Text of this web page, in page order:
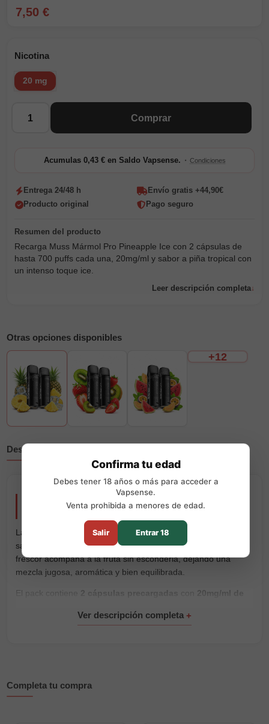
7,50 €
Nicotina
20 mg
Comprar
Acumulas 0,43 € en Saldo Vapsense. · Condiciones
Entrega 24/48 h
Envío gratis +44,90€
Producto original
Pago seguro
Recarga Muss Mármol Pro Pineapple Ice con 2 cápsulas de
hasta 700 puffs cada una, 20mg/ml y sabor a piña tropical con
un intenso toque ice.
Leer descripción completa
Otras opciones disponibles
+12
Descripción
Recarga Muss Mármol Pro Pineapple Ice 2 x 700
La Recarga Muss Mármol Pro Pineapple Ice
sabor dulce y tropical de la piña con un toque ice intenso. El
frescor acompaña a la fruta sin esconderla, dejando una
mezcla jugosa, aromática y bien equilibrada.
El pack contiene 2 cápsulas precargadas
20mg/ml de
. Son compatibles exclusivamente con el
Marca:
Muss Vape
Completa tu compra
Confirma tu edad
Debes tener 18 años o más para acceder a
Vapsense.
Venta prohibida a menores de edad.
Salir Entrar 18